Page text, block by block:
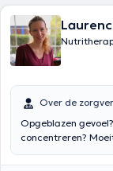
Over de
Opgeblazen
concentreren?
beter te voelen! Ik